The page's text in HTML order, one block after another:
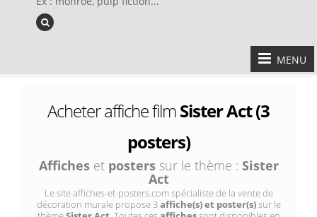
MENU
Acheter affiche filmSister Act (3
posters)
Afficheset posterssur le thème : Sister
Act
Le site affiches-et-posters.com spécialiste de la vente de
décoration murale propose 3affiche(s) et poster(s)sur le